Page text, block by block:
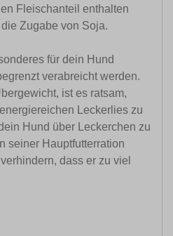
Fleischanteil enthalten
Zugabe von Soja.
für dein Hund
verabreicht werden.
ist es ratsam,
Leckerlies zu
Hund über Leckerchen zu
seiner Hauptfutterration
dass er zu viel